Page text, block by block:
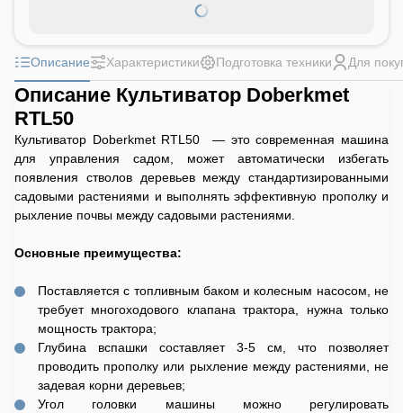
Описание Характеристики Подготовка техники Для
Описание Культиватор Doberkmet
RTL50
Культиватор Doberkmet RTL50 — это современная машина
для управления садом, может автоматически избегать
появления стволов деревьев между стандартизированными
садовыми растениями и выполнять эффективную прополку и
рыхление почвы между садовыми растениями.
Основные преимущества:
Поставляется с топливным баком и колесным насосом, не
требует многоходового клапана трактора, нужна только
мощность трактора;
Глубина вспашки составляет 3-5 см, что позволяет
проводить прополку или рыхление между растениями, не
задевая корни деревьев;
Угол головки машины можно регулировать